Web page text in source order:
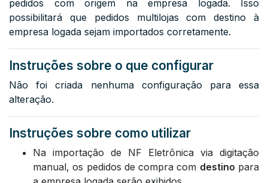
pedidos com origem na empresa logada. Isso
possibilitará que pedidos multilojas com destino à
empresa logada sejam importados corretamente.
Instruções sobre o que configurar
Não foi criada nenhuma configuração para essa
alteração.
Instruções sobre como utilizar
Na importação de NF Eletrônica via digitação
manual, os pedidos de compra com destino para